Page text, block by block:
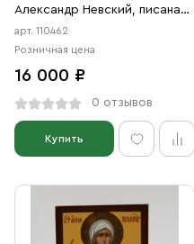
Александр Невский, писаная
икона
арт. 110462
Розничная цена
16 000 ₽
0 отзывов
Купить